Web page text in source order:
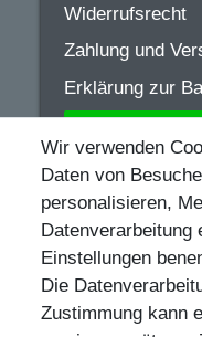
Widerrufsrecht
Zahlung und
Erklärung zur
** Bei
Wir verwenden
Daten von
personalisieren,
Einstellungen
Die
Zustimmung kann